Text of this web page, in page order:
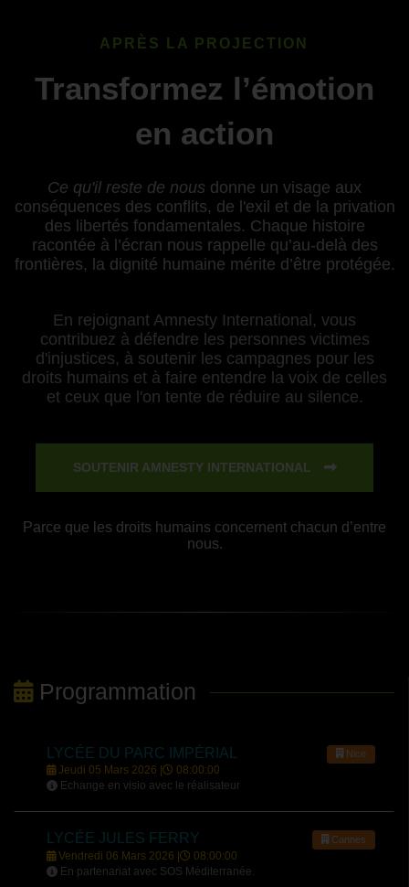
APRÈS LA PROJECTION
Transformez l’émotion
en action
Ce qu'il reste de nous donne un visage aux
conséquences des conflits, de l'exil et de la privation
des libertés fondamentales. Chaque histoire
racontée à l’écran nous rappelle qu’au-delà des
frontières, la dignité humaine mérite d’être protégée.
En rejoignant Amnesty International, vous
contribuez à défendre les personnes victimes
d'injustices, à soutenir les campagnes pour les
droits humains et à faire entendre la voix de celles
et ceux que l'on tente de réduire au silence.
SOUTENIR AMNESTY INTERNATIONAL
Parce que les droits humains concernent chacun d’entre
nous.
Programmation
LYCÉE DU PARC IMPÉRIAL Nice
Jeudi 05 Mars 2026 |
08:00:00
Echange en visio avec le réalisateur
LYCÉE JULES FERRY Cannes
Vendredi 06 Mars 2026 |
08:00:00
En partenariat avec SOS Méditerranée.